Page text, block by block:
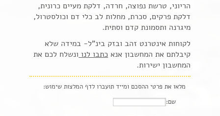
הריוני, טרשת נפוצה, חרדה, דלקת מעיים כרונית,
דלקת פרקים, סכרת, מחלות לב כלי דם וכולסטרול,
מיגרנה ותסמונת קדם וסתית.
לקוחות אינטרנט זהב ובזק בינ"ל- במידה שלא
קיבלתם את המחשבון אנא כתבו לנו ונשלח לכם את
המחשבון ישירות.
מלאו את פרטי ההסכם ומייד תועברו לדף המלצות שימוש:
שם: